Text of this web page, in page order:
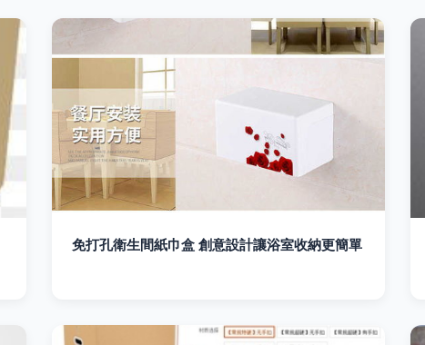
免打孔衛生間紙巾盒 創意設計讓浴室收納更簡單